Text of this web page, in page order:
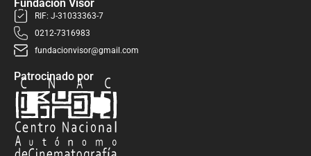
Fundación Visor
RIF: J-31033363-7
0212-7316983
fundacionvisor@gmail.com
Patrocinado por